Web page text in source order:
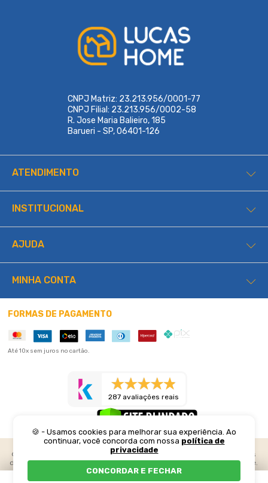
CNPJ Matriz: 23.213.956/0001-77
CNPJ Filial: 23.213.956/0002-58
R. Jose Maria Balieiro, 185
Barueri - SP, 06401-126
ATENDIMENTO
INSTITUCIONAL
AJUDA
MINHA CONTA
FORMAS DE PAGAMENTO
Até 10x sem juros no cartão.
287 avaliações reais
©2026 Lucas Home. Todos os direitos reservados. Preços e condições
de pagamento exclusivos para compras realizadas através do web site.
Os estoques são limitados e os valores podem sofrer alterações sem
prévio aviso. Em caso de divergência, o preço válido é o do carrinho. As
🍪 - Usamos cookies para melhorar sua experiência. Ao
continuar, você concorda com nossa política de
privacidade
CONCORDAR E FECHAR